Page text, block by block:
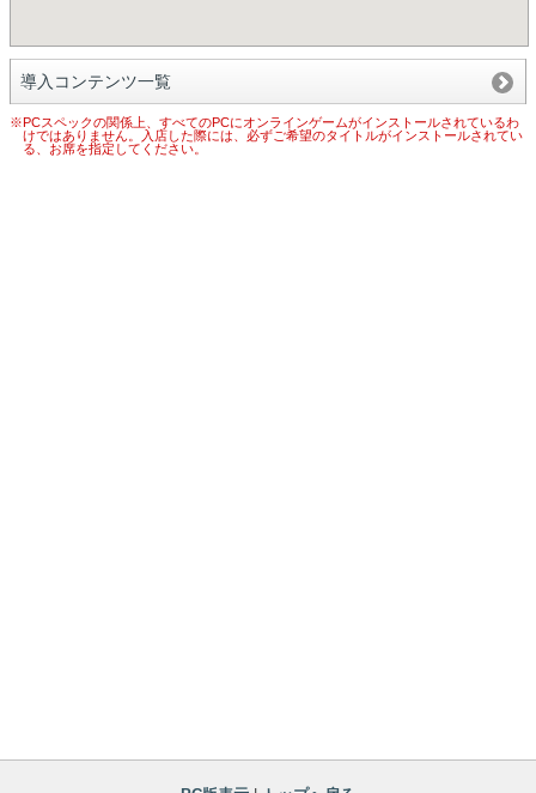
導入コンテンツ一覧
※PCスペックの関係上、すべてのPCにオンラインゲームがインストールされているわ
けではありません。入店した際には、必ずご希望のタイトルがインストールされてい
る、お席を指定してください。